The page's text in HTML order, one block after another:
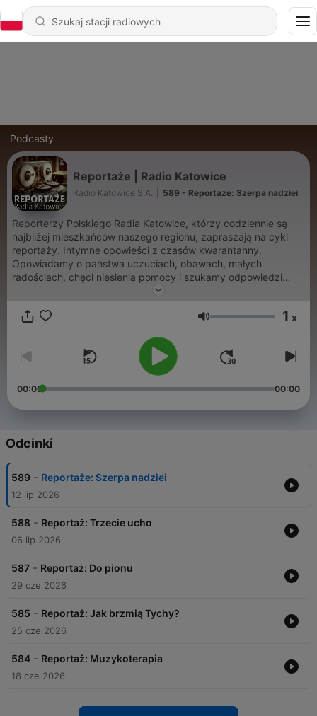
Podcasty
Reportaże | Radio Katowice
Radio Katowice S.A. 589 - Reportaże: Szerpa nadziei
Reporterzy Polskiego Radia Katowice, którzy codziennie są
najbliżej mieszkańców naszego regionu, zapraszają na cykl
reportaży. Intymne opowieści z czasów kwarantanny.
Opowiadamy o państwa uczuciach, obawach, małych
radościach, chęci niesienia pomocy i szukamy odpowiedzi
kiedy to wszystko się skończy. Wszyscy jesteśmy od siebie
szukają sposobów opowiadania o świecie w czasach gdy
Kontakt utrzymywać możemy tylko przez telefon albo media
społecznościowe.
Głośność 1 x
00:00 00:00
Odcinki
589 - Reportaże: Szerpa nadziei
12 lip 2026
588 - Reportaż: Trzecie ucho
06 lip 2026
587 - Reportaż: Do pionu
29 cze 2026
585 - Reportaż: Jak brzmią Tychy?
25 cze 2026
584 - Reportaż: Muzykoterapia
18 cze 2026